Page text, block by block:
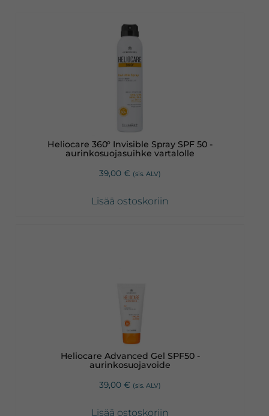
Heliocare 360° Invisible Spray SPF 50 -
aurinkosuojasuihke vartalolle
39,00 € (sis. ALV)
Lisää ostoskoriin
Heliocare Advanced Gel SPF50 -
aurinkosuojavoide
39,00 € (sis. ALV)
Lisää ostoskoriin